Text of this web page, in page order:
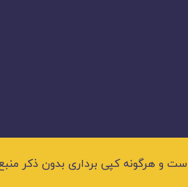
هرگونه کپی برداری بدون ذکر منبع